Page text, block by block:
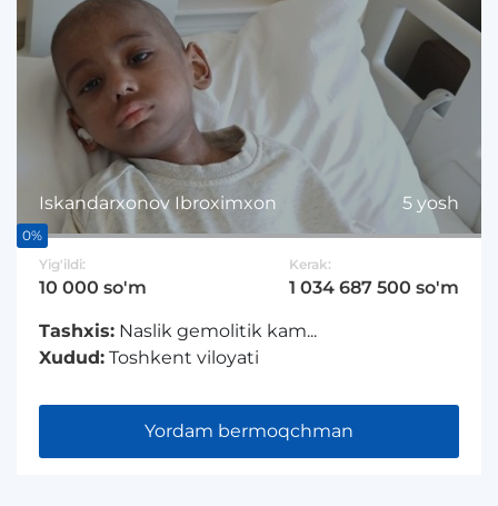
Iskandarxonov Ibroximxon 5 yosh
0%
Yig'ildi:
10 000 so'm
Kerak:
1 034 687 500 so'm
Tashxis: Naslik gemolitik kam...
Xudud: Toshkent viloyati
Yordam bermoqchman